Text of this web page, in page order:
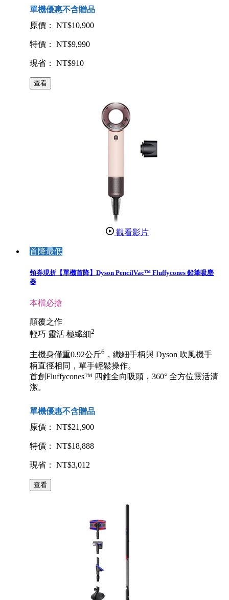
單機優惠不含贈品
原價： NT$10,900
特價： NT$9,990
現省： NT$910
查看
觀看影片
首降最低
領券現折【單機首降】Dyson PencilVac™ Fluffycones 鉛筆吸塵
器
本檔必搶
顛覆之作
輕巧 靈活 極纖細2
主機身僅重0.92公斤6 ，纖細手柄與 Dyson 吹風機手
柄直徑相同，單手輕鬆操作。
首創Fluffycones™ 四錐全向吸頭，360° 全方位靈活清
潔。
單機優惠不含贈品
原價： NT$21,900
特價： NT$18,888
現省： NT$3,012
查看